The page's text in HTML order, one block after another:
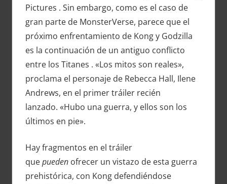
Pictures . Sin embargo, como es el caso de
gran parte de MonsterVerse, parece que el
próximo enfrentamiento de Kong y Godzilla
es la continuación de un antiguo conflicto
entre los Titanes . «Los mitos son reales»,
proclama el personaje de Rebecca Hall, Ilene
Andrews, en el primer tráiler recién
lanzado. «Hubo una guerra, y ellos son los
últimos en pie».
Hay fragmentos en el tráiler
quepuedenofrecer un vistazo de esta guerra
prehistórica, con Kong defendiéndose